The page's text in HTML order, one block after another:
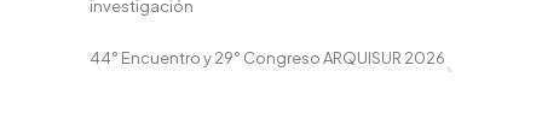
investigación
44° Encuentro y 29° Congreso ARQUISUR 2026